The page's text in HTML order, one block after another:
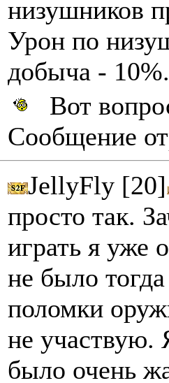
низушников
Урон по
добыча -
Вот
Сообщение
JellyFly [20]
просто так.
играть я уже
не было
поломки
не участвую.
было очень